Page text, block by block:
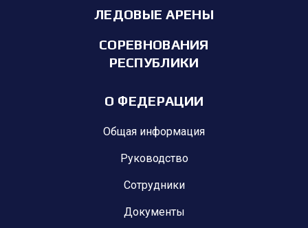
ЛЕДОВЫЕ АРЕНЫ
СОРЕВНОВАНИЯ
РЕСПУБЛИКИ
О ФЕДЕРАЦИИ
Общая информация
Руководство
Сотрудники
Документы